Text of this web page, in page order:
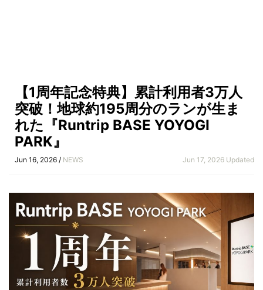
【1周年記念特典】累計利用者3万人
突破！地球約195周分のランが生ま
れた『Runtrip BASE YOYOGI
PARK』
Jun 16, 2026 / NEWS Jun 17, 2026 Updated